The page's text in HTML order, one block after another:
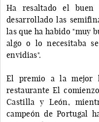
Ha resaltado el
desarrollado las
las que ha habido "muy
algo o lo necesitaba
envidias".
El premio a la mejor
restaurante El
Castilla y León,
campeón de Portugal